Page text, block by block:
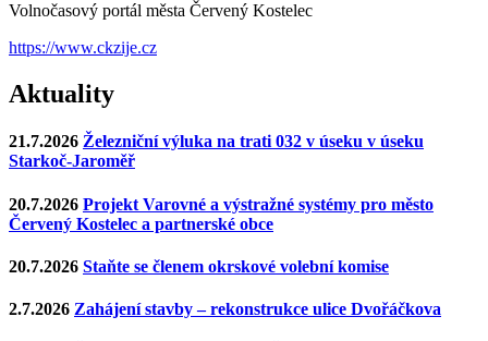
Volnočasový portál města Červený Kostelec
https://www.ckzije.cz
Aktuality
21.7.2026 Železniční výluka na trati 032 v úseku v úseku
Starkoč-Jaroměř
20.7.2026 Projekt Varovné a výstražné systémy pro město
Červený Kostelec a partnerské obce
20.7.2026 Staňte se členem okrskové volební komise
2.7.2026 Zahájení stavby – rekonstrukce ulice Dvořáčkova